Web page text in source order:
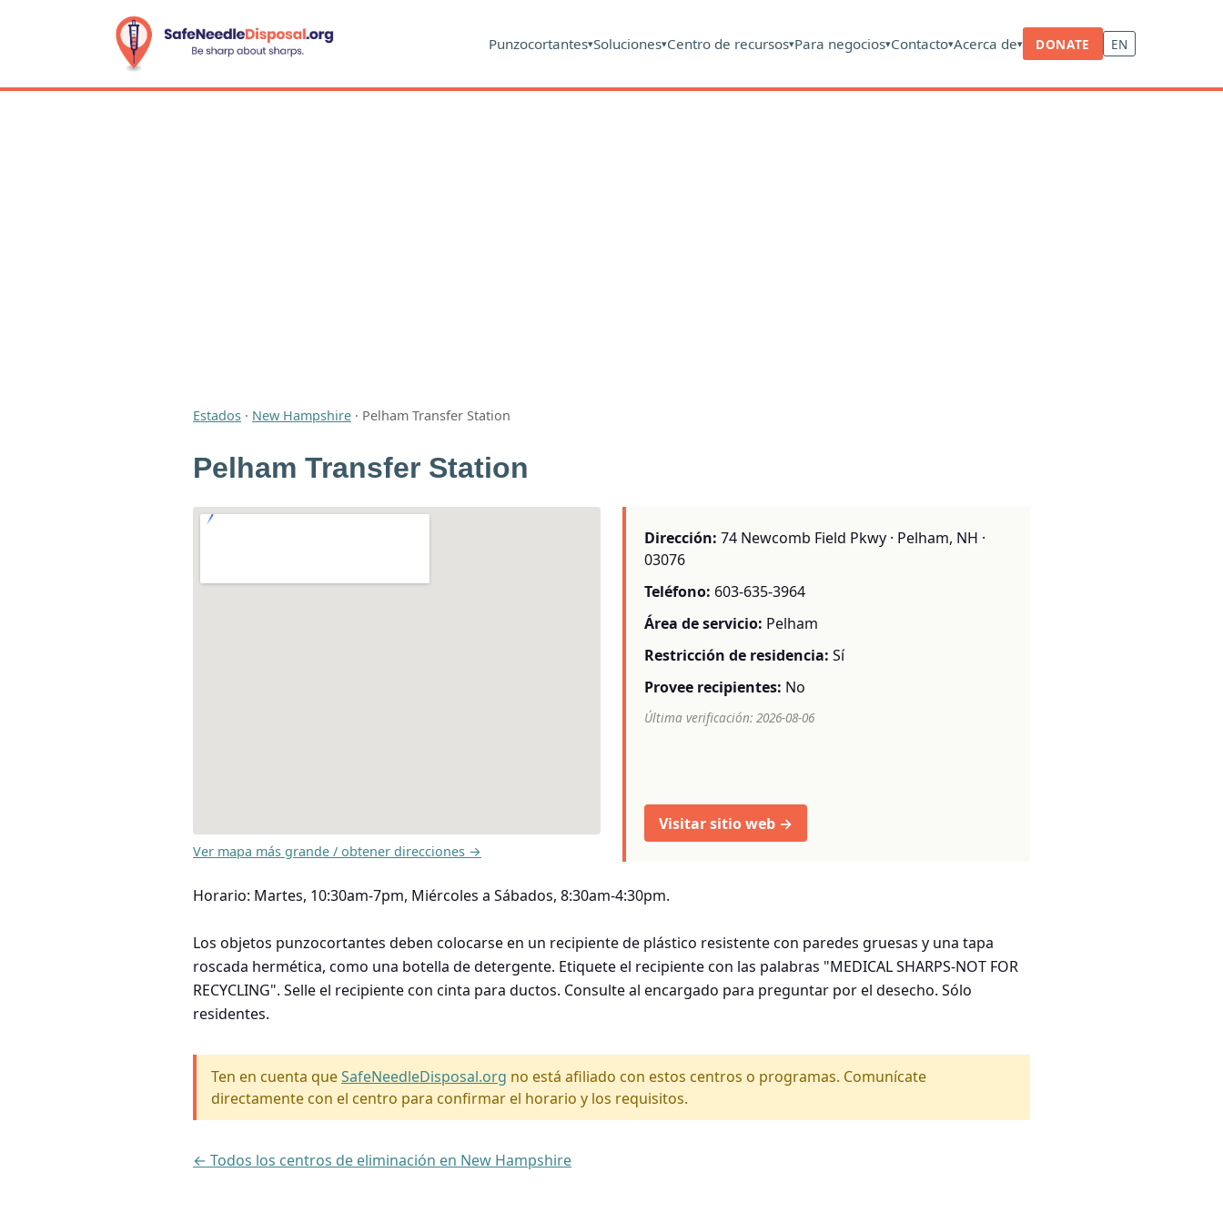
Punzocortantes▾Soluciones▾Centro de recursos▾Para negocios▾Contacto▾Acerca de▾ DONATE EN
Estados · New Hampshire · Pelham Transfer Station
Pelham Transfer Station
Ver mapa más grande / obtener direcciones →
Dirección: 74 Newcomb Field Pkwy · Pelham, NH ·
03076
Teléfono: 603-635-3964
Área de servicio: Pelham
Restricción de residencia: Sí
Provee recipientes: No
Última verificación: 2026-08-06
Visitar sitio web →
Horario: Martes, 10:30am-7pm, Miércoles a Sábados, 8:30am-4:30pm.
Los objetos punzocortantes deben colocarse en un recipiente de plástico resistente con paredes gruesas y una tapa
roscada hermética, como una botella de detergente. Etiquete el recipiente con las palabras "MEDICAL SHARPS-NOT FOR
RECYCLING". Selle el recipiente con cinta para ductos. Consulte al encargado para preguntar por el desecho. Sólo
residentes.
Ten en cuenta queSafeNeedleDisposal.org no está afiliado con estos centros o programas. Comunícate
directamente con el centro para confirmar el horario y los requisitos.
← Todos los centros de eliminación en New Hampshire